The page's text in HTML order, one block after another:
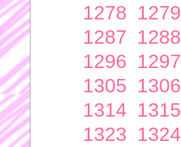
1278 1279
1287 1288
1296 1297
1305 1306
1314 1315
1323 1324